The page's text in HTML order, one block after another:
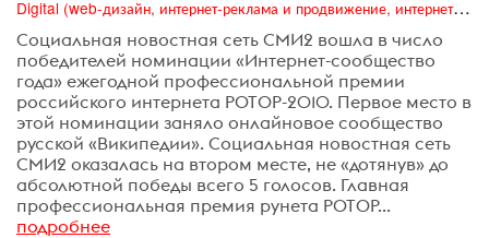
Digital (web-дизайн, интернет-реклама и продвижение, интернет-сообщества и блоги, интернет-коммуникации, мобильный маркетинг, реклама на цифровых экранах)
Социальная новостная сеть СМИ2 вошла в число
победителей номинации «Интернет-сообщество
года» ежегодной профессиональной премии
российского интернета РОТОР-2010. Первое место в
этой номинации заняло онлайновое сообщество
русской «Википедии». Социальная новостная сеть
СМИ2 оказалась на втором месте, не «дотянув» до
абсолютной победы всего 5 голосов. Главная
профессиональная премия рунета РОТОР...
подробнее